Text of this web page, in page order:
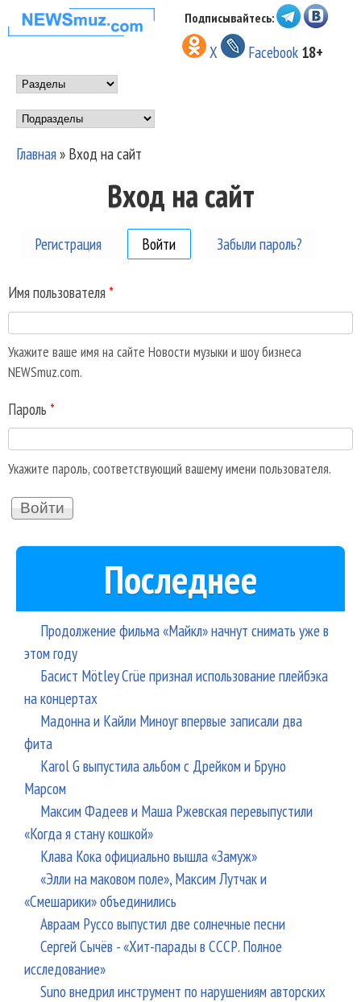
Перейти к основному
содержанию
НОВОСТИ
МУЗЫКИ И
ШОУ БИЗНЕСА
NEWSMUZ.COM
Подписывайтесь:
X Facebook 18+
Main menu
Подразделы
Вы здесь
Главная» Вход на сайт
Вход на сайт
Регистрация Войти (активная вкладка)
Забыли пароль?
Имя пользователя *
Укажите ваше имя на сайте Новости музыки и шоу бизнеса
NEWSmuz.com.
Пароль *
Укажите пароль, соответствующий вашему имени пользователя.
Последнее
Продолжение фильма «Майкл» начнут снимать уже в
этом году
Басист Mötley Crüe признал использование плейбэка
на концертах
Мадонна и Кайли Миноуг впервые записали два
фита
Karol G выпустила альбом с Дрейком и Бруно
Марсом
Максим Фадеев и Маша Ржевская перевыпустили
«Когда я стану кошкой»
Клава Кока официально вышла «Замуж»
«Элли на маковом поле», Максим Лутчак и
«Смешарики» объединились
Авраам Руссо выпустил две солнечные песни
Сергей Сычёв - «Хит-парады в СССР. Полное
исследование»
Suno внедрил инструмент по нарушениям авторских